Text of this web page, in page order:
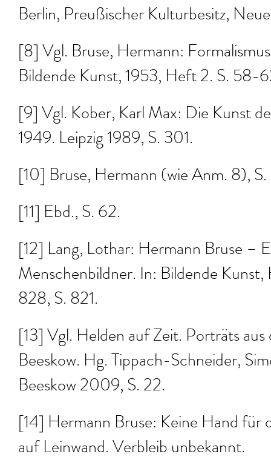
Berlin, Preußischer Kulturbesitz,
[8] Vgl. Bruse, Hermann:
Bildende Kunst, 1953, Heft 2. S. 58-
[9] Vgl. Kober, Karl Max: Die Kunst
1949. Leipzig 1989, S. 301.
[10] Bruse, Hermann (wie Anm. 8), S.
[11] Ebd., S. 62.
[12] Lang, Lothar: Hermann Bruse –
Menschenbildner. In: Bildende
828, S. 821.
[13] Vgl. Helden auf Zeit. Porträts
Beeskow. Hg. Tippach-Schneider,
Beeskow 2009, S. 22.
[14] Hermann Bruse: Keine Hand für
auf Leinwand. Verbleib unbekannt.